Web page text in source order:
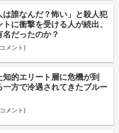
は誰なんだ？怖い」と殺人犯
に衝撃を受ける人が続出、
だったのか？
メント)
的エリート層に危機が到
方で冷遇されてきたブルー
メント)